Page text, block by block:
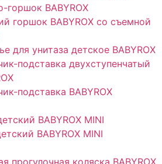
горшок BABYROX
горшок BABYROX со съемной
для унитаза детское BABYROX
подставка двухступенчатый
подставка BABYROX
BABYROX MINI
BABYROX MINI
прогулочная коляска BABYROX